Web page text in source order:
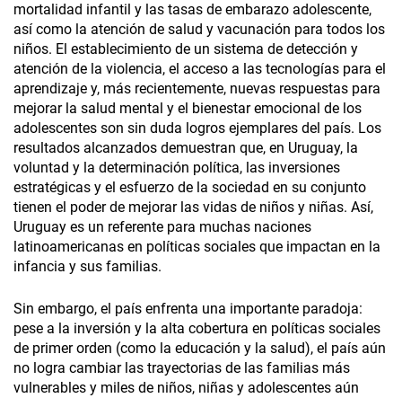
mortalidad infantil y las tasas de embarazo adolescente,
así como la atención de salud y vacunación para todos los
niños. El establecimiento de un sistema de detección y
atención de la violencia, el acceso a las tecnologías para el
aprendizaje y, más recientemente, nuevas respuestas para
mejorar la salud mental y el bienestar emocional de los
adolescentes son sin duda logros ejemplares del país. Los
resultados alcanzados demuestran que, en Uruguay, la
voluntad y la determinación política, las inversiones
estratégicas y el esfuerzo de la sociedad en su conjunto
tienen el poder de mejorar las vidas de niños y niñas. Así,
Uruguay es un referente para muchas naciones
latinoamericanas en políticas sociales que impactan en la
infancia y sus familias.
Sin embargo, el país enfrenta una importante paradoja:
pese a la inversión y la alta cobertura en políticas sociales
de primer orden (como la educación y la salud), el país aún
no logra cambiar las trayectorias de las familias más
vulnerables y miles de niños, niñas y adolescentes aún